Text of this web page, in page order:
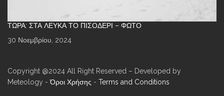
ΤΏΡΑ: ΣΤΑ ΛΕΥΚΆ ΤΟ ΠΙΣΟΔΈΡΙ – ΦΩΤΌ
30 Νοεμβρίου, 2024
Copyright @2024 All Right Reserved – Developed by
Meteology -Όροι Χρήσης - Terms and Conditions